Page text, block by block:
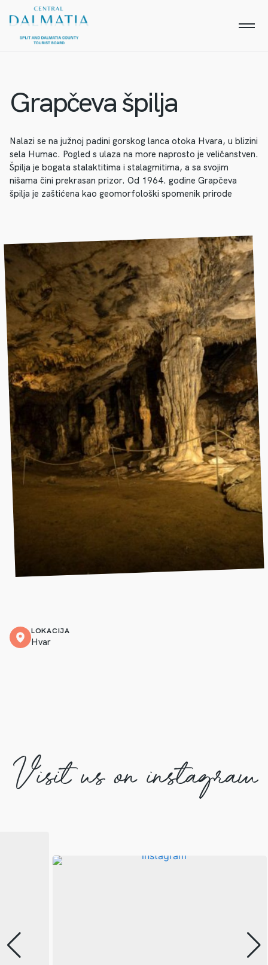
Grapčeva špilja
Nalazi se na južnoj padini gorskog lanca otoka Hvara, u blizini
sela Humac. Pogled s ulaza na more naprosto je veličanstven.
Špilja je bogata stalaktitima i stalagmitima, a sa svojim
nišama čini prekrasan prizor. Od 1964. godine Grapčeva
špilja je zaštićena kao geomorfološki spomenik prirode
LOKACIJA
Hvar
Visit us on instagram